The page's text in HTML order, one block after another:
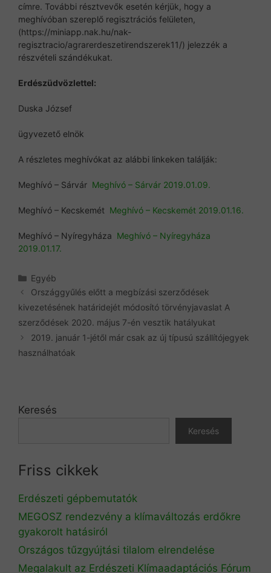
címre. További résztvevők esetén kérjük, hogy a
meghívóban szereplő regisztrációs felületen,
(https://miniapp.nak.hu/nak-
regisztracio/agrarerdeszetirendszerek11/) jelezzék a
részvételi szándékukat.
Erdészüdvözlettel:
Duska József
ügyvezető elnök
A részletes meghívókat az alábbi linkeken találják:
Meghívó – Sárvár Meghívó – Sárvár 2019.01.09.
Meghívó – Kecskemét Meghívó – Kecskemét 2019.01.16.
Meghívó – Nyíregyháza Meghívó – Nyíregyháza
2019.01.17.
Kategória
Egyéb
Országgyűlés előtt a megbízási szerződések
kivezetésének határidejét módosító törvényjavaslat A
szerződések 2020. május 7-én vesztik hatályukat
2019. január 1-jétől már csak az új típusú szállítójegyek
használhatóak
Keresés
Keresés
Friss cikkek
Erdészeti gépbemutatók
MEGOSZ rendezvény a klímaváltozás erdőkre
gyakorolt hatásiról
Országos tűzgyújtási tilalom elrendelése
Megalakult az Erdészeti Klímaadaptációs Fórum